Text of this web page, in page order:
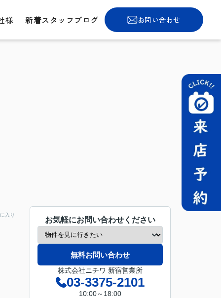
様 新着スタッフブログ お問い合わせ
入り
お気軽にお問い合わせください
無料お問い合わせ
株式会社ニチワ 新宿営業所
03-3375-2101
10:00～18:00